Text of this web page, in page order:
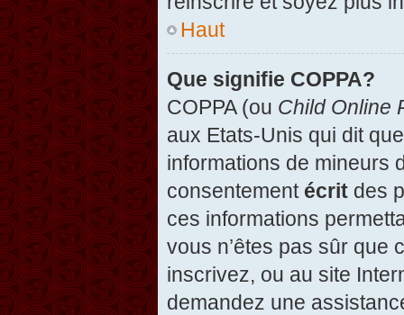
Haut
Que signifie COPPA?
COPPA (ou Child Online
aux Etats-Unis qui dit
informations de mineurs
consentement écrit des
ces informations
vous n’êtes pas sûr que
inscrivez, ou au site
demandez une